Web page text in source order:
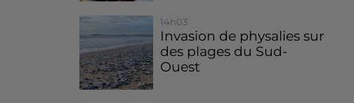
14h03
Invasion de physalies sur
des plages du Sud-
Ouest